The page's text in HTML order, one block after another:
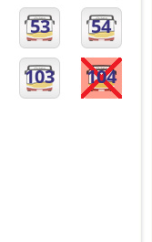
53 54
103 104